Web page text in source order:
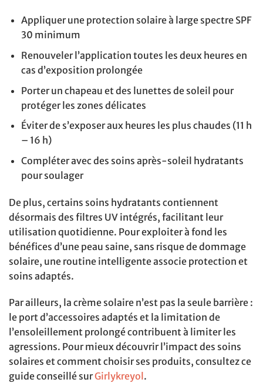
Appliquer une protection solaire à large spectre SPF
30 minimum
Renouveler l’application toutes les deux heures en
cas d’exposition prolongée
Porter un chapeau et des lunettes de soleil pour
protéger les zones délicates
Éviter de s’exposer aux heures les plus chaudes (11 h
– 16 h)
Compléter avec des soins après-soleil hydratants
pour soulager
De plus, certains soins hydratants contiennent
désormais des filtres UV intégrés, facilitant leur
utilisation quotidienne. Pour exploiter à fond les
bénéfices d’une peau saine, sans risque de dommage
solaire, une routine intelligente associe protection et
soins adaptés.
Par ailleurs, la crème solaire n’est pas la seule barrière :
le port d’accessoires adaptés et la limitation de
l’ensoleillement prolongé contribuent à limiter les
agressions. Pour mieux découvrir l’impact des soins
solaires et comment choisir ses produits, consultez ce
guide conseillé surGirlykreyol .